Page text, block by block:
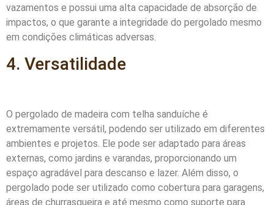
vazamentos e possui uma alta capacidade de absorção de
impactos, o que garante a integridade do pergolado mesmo
em condições climáticas adversas.
4. Versatilidade
O pergolado de madeira com telha sanduíche é
extremamente versátil, podendo ser utilizado em diferentes
ambientes e projetos. Ele pode ser adaptado para áreas
externas, como jardins e varandas, proporcionando um
espaço agradável para descanso e lazer. Além disso, o
pergolado pode ser utilizado como cobertura para garagens,
áreas de churrasqueira e até mesmo como suporte para